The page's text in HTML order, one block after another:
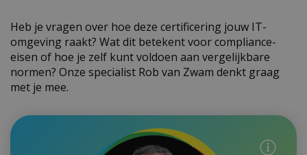
Heb je vragen over hoe deze certificering jouw IT-
omgeving raakt? Wat dit betekent voor compliance-
eisen of hoe je zelf kunt voldoen aan vergelijkbare
normen? Onze specialist Rob van Zwam denkt graag
met je mee.